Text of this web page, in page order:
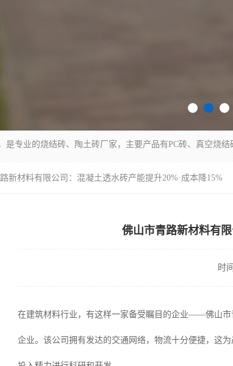
新材料有限公司：混凝土透水砖产能提升20%·成本降15%
佛山市青路新材料有
时
在建筑材料行业，有这样一家备受瞩目的企业——佛山市
企业。该公司拥有发达的交通网络，物流十分便捷，这